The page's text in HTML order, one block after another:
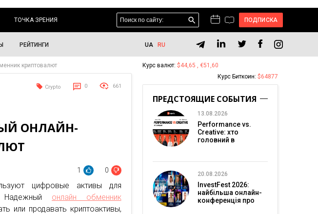
ТОЧКА ЗРЕНИЯ ПОДПИСКА
РЕЙТИНГИ UA RU
криптовалют
Crypto 0 661
ОНЛАЙН-
1 0
цифровые активы для
Надежный онлайн обменник
или продавать криптоактивы,
Курс валют: $44,65 , €51,60
Курс Биткоин: $64877
ПРЕДСТОЯЩИЕ СОБЫТИЯ
13.08.2026
Performance vs.
Creative: хто
головний в
20.08.2026
InvestFest 2026:
найбільша онлайн-
конференція про